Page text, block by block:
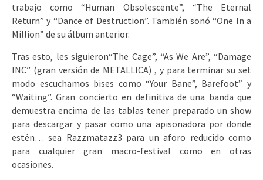
trabajo como “Human Obsolescente”, “The Eternal
Return” y “Dance of Destruction”. También sonó “One In a
Million” de su álbum anterior.
Tras esto, les siguieron“The Cage”, “As We Are”, “Damage
INC” (gran versión de METALLICA) , y para terminar su set
modo escuchamos bises como “Your Bane”, Barefoot” y
“Waiting”. Gran concierto en definitiva de una banda que
demuestra encima de las tablas tener preparado un show
para descargar y pasar como una apisonadora por donde
estén… sea Razzmatazz3 para un aforo reducido como
para cualquier gran macro-festival como en otras
ocasiones.